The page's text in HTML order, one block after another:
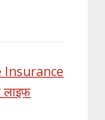
Insurance